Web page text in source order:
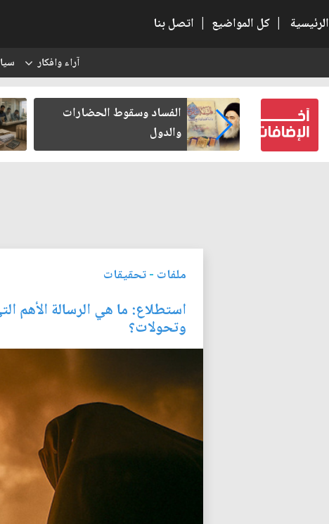
الرئيسية | كل المواضيع | اتصل بنا
آراء وافكار
كتب لنفسه
الفساد وسقوط الحضارات
والدول
ملفات -تحقيقات
استطلاع: ما هي الرسالة الأهم
وتحولات؟